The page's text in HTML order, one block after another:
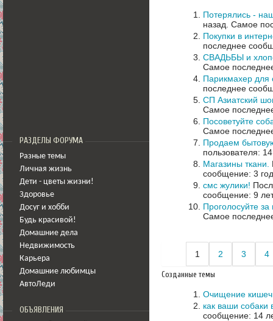
РАЗДЕЛЫ ФОРУМА
Разные темы
Личная жизнь
Дети - цветы жизни!
Здоровье
Досуг и хобби
Будь красивой!
Домашние дела
Недвижимость
Карьера
Домашние любимцы
АвтоЛеди
ОБЪЯВЛЕНИЯ
Потерялись -
назад. Самое
Покупки в
последнее
СВАДЬБЫ и
Самое
Парикмахер для
последнее
СП Азиатский
Самое
Посоветуйте
Самое
Продаем
пользователя:
Магазины ткани.
сообщение: 3
смс жулики!
сообщение: 9
Проголосуйте
Самое
1 2 3 4
Созданные темы
Очищение
как ваши собаки
сообщение: 14